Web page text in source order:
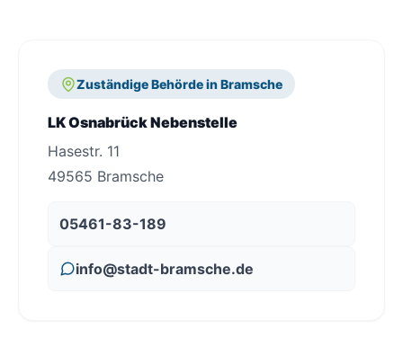
Zuständige Behörde in Bramsche
LK Osnabrück Nebenstelle
Hasestr. 11
49565 Bramsche
05461-83-189
info@stadt-bramsche.de